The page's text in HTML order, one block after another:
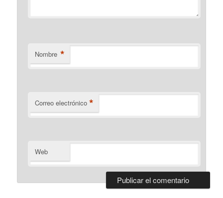
Nombre *
Correo electrónico *
Web